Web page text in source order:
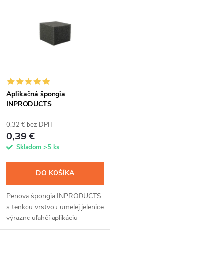
v
Aplikačná špongia
INPRODUCTS
0,32 € bez DPH
0,39 €
Skladom >5 ks
DO KOŠÍKA
Penová špongia INPRODUCTS
s tenkou vrstvou umelej jelenice
výrazne uľahčí aplikáciu
všetkých impregnácií.